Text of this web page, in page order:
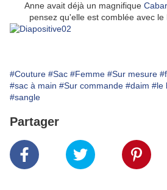
Anne avait déjà un magnifique
pensez qu'elle est comblée avec
#Couture #Sac #Femme #Sur mesure
#sac à main #Sur commande #daim #le
#sangle
Partager